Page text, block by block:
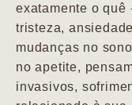
exatamente o quê
tristeza,
mudanças no
no apetite,
invasivos,